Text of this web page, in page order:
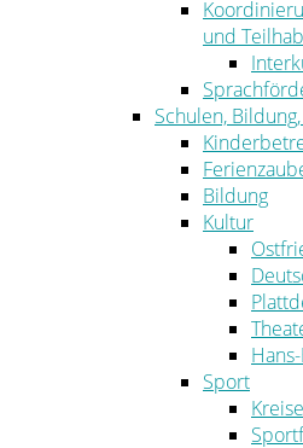
und
Schulen,
Bildung
Kultur
Sport